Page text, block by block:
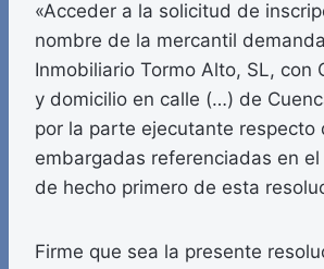
«Acceder a la solicitud de
nombre de la mercantil
Inmobiliario Tormo Alto, SL, con
y domicilio en calle (…) de
por la parte ejecutante respecto
embargadas referenciadas en
de hecho primero de esta
Firme que sea la presente